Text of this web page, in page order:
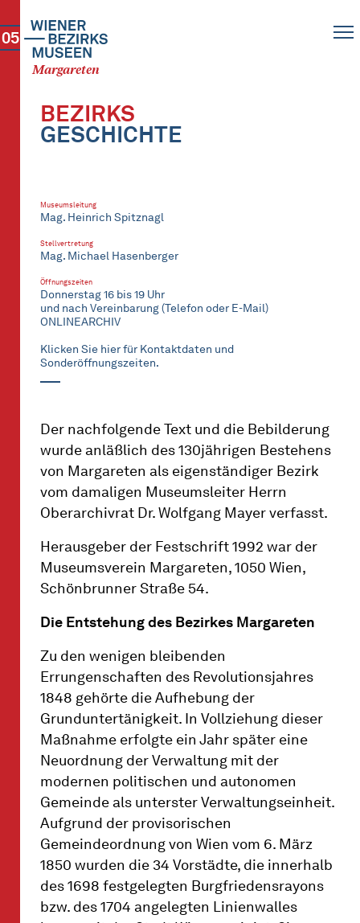
Margareten
05
BEZIRKS
GESCHICHTE
Museumsleitung
Mag. Heinrich Spitznagl
Stellvertretung
Mag. Michael Hasenberger
Öffnungszeiten
Donnerstag 16 bis 19 Uhr
und nach Vereinbarung (Telefon oder E-Mail)
ONLINEARCHIV
Klicken Sie hier für Kontaktdaten und
Sonderöffnungszeiten.
Der nachfolgende Text und die Bebilderung
wurde anläßlich des 130jährigen Bestehens
von Margareten als eigenständiger Bezirk
vom damaligen Museumsleiter Herrn
Oberarchivrat Dr. Wolfgang Mayer verfasst.
Herausgeber der Festschrift 1992 war der
Museumsverein Margareten, 1050 Wien,
Schönbrunner Straße 54.
Die Entstehung des Bezirkes Margareten
Zu den wenigen bleibenden
Errungenschaften des Revolutionsjahres
1848 gehörte die Aufhebung der
Grunduntertänigkeit. In Vollziehung dieser
Maßnahme erfolgte ein Jahr später eine
Neuordnung der Verwaltung mit der
modernen politischen und autonomen
Gemeinde als unterster Verwaltungseinheit.
Aufgrund der provisorischen
Gemeindeordnung von Wien vom 6. März
1850 wurden die 34 Vorstädte, die innerhalb
des 1698 festgelegten Burgfriedensrayons
bzw. des 1704 angelegten Linienwalles